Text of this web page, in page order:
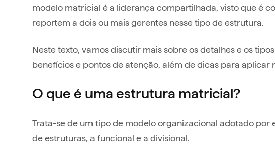
modelo matricial é a liderança compartilhada, visto que é
reportem a dois ou mais gerentes nesse tipo de estrutura.
Neste texto, vamos discutir mais sobre os detalhes e os
benefícios e pontos de atenção, além de dicas para aplicar
O que é uma estrutura matricial?
Trata-se de um tipo de modelo organizacional adotado por
de estruturas, a funcional e a divisional.